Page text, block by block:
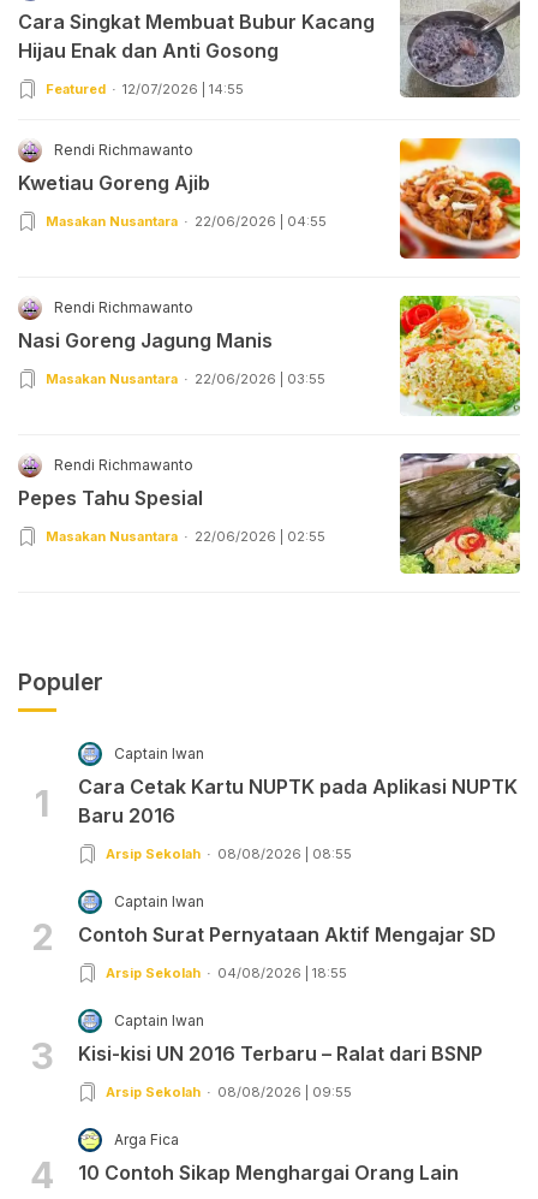
Cara Singkat Membuat Bubur Kacang
Hijau Enak dan Anti Gosong
Featured 12/07/2026 | 14:55
Rendi Richmawanto
Kwetiau Goreng Ajib
Masakan Nusantara 22/06/2026 | 04:55
Rendi Richmawanto
Nasi Goreng Jagung Manis
Masakan Nusantara 22/06/2026 | 03:55
Rendi Richmawanto
Pepes Tahu Spesial
Masakan Nusantara 22/06/2026 | 02:55
Populer
1
Captain Iwan
Cara Cetak Kartu NUPTK pada Aplikasi NUPTK
Baru 2016
Arsip Sekolah 08/08/2026 | 08:55
2
Captain Iwan
Contoh Surat Pernyataan Aktif Mengajar SD
Arsip Sekolah 04/08/2026 | 18:55
3
Captain Iwan
Kisi-kisi UN 2016 Terbaru – Ralat dari BSNP
Arsip Sekolah 08/08/2026 | 09:55
4
Arga Fica
10 Contoh Sikap Menghargai Orang Lain